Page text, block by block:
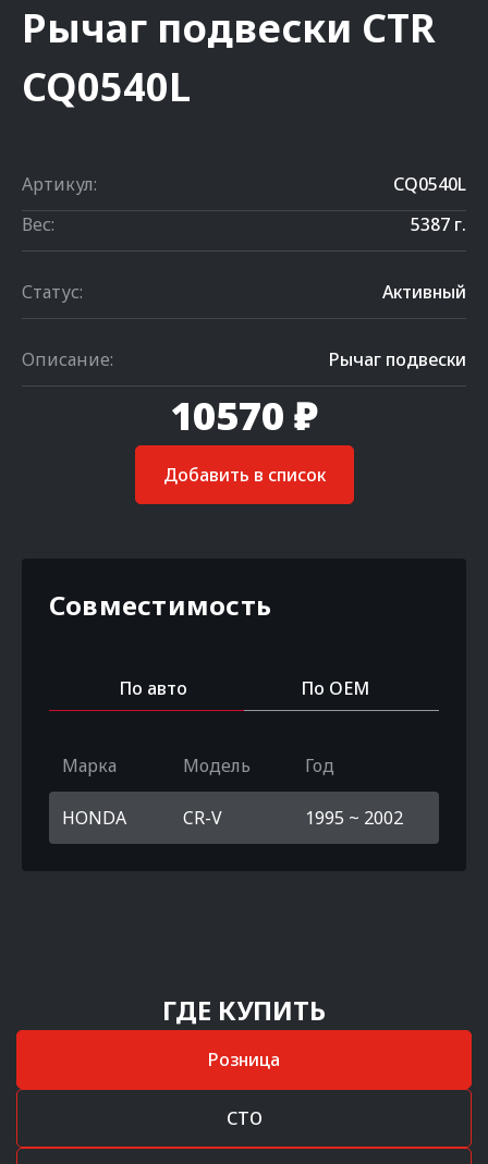
Рычаг подвески CTR
CQ0540L
Артикул:
CQ0540L
Вес:
5387 г.
Статус: Активный
Описание: Рычаг подвески
10570 ₽
Добавить в список
Совместимость
По авто По OEM
Марка Модель Год
HONDA CR-V 1995 ~ 2002
ГДЕ КУПИТЬ
Розница
СТО